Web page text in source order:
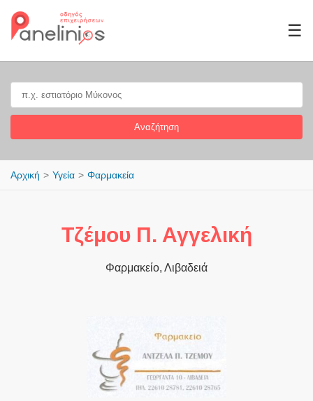
☰
Αναζήτηση
Αρχική Υγεία Φαρμακεία
Τζέμου Π. Αγγελική
Φαρμακείο, Λιβαδειά